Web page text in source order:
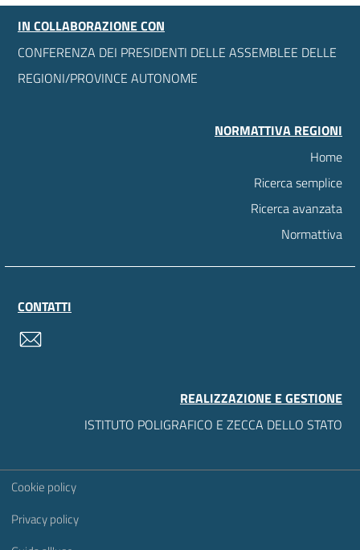
IN COLLABORAZIONE CON
CONFERENZA DEI PRESIDENTI DELLE ASSEMBLEE DELLE
REGIONI/PROVINCE AUTONOME
NORMATTIVA REGIONI
Home
Ricerca semplice
Ricerca avanzata
Normattiva
CONTATTI
REALIZZAZIONE E GESTIONE
ISTITUTO POLIGRAFICO E ZECCA DELLO STATO
Sezione Link Utili
Cookie policy
Privacy policy